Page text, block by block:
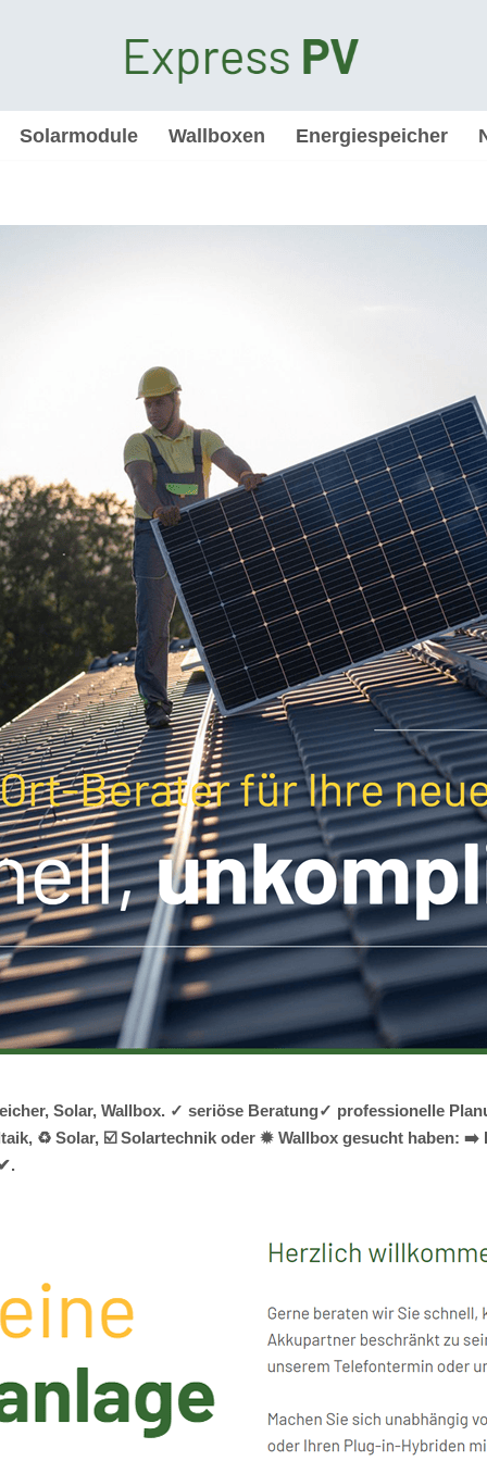
Solarmodule Wallboxen Energiespeicher
Solar, Wallbox. ✓ seriöse Beratung✓ professionelle
♻ Solar, ☑️ Solartechnik oder ✹ Wallbox gesucht haben: